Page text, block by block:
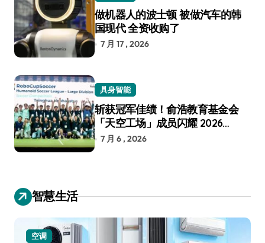
做机器人的波士顿 被做汽车的韩
国现代 全资收购了
7 月 17 , 2026
具身智能
斩获冠军佳绩！俞浩教育基金会
「天空工场」成员闪耀 2026
RoboCup 机器人世界杯
7 月 6 , 2026
智慧生活
空调